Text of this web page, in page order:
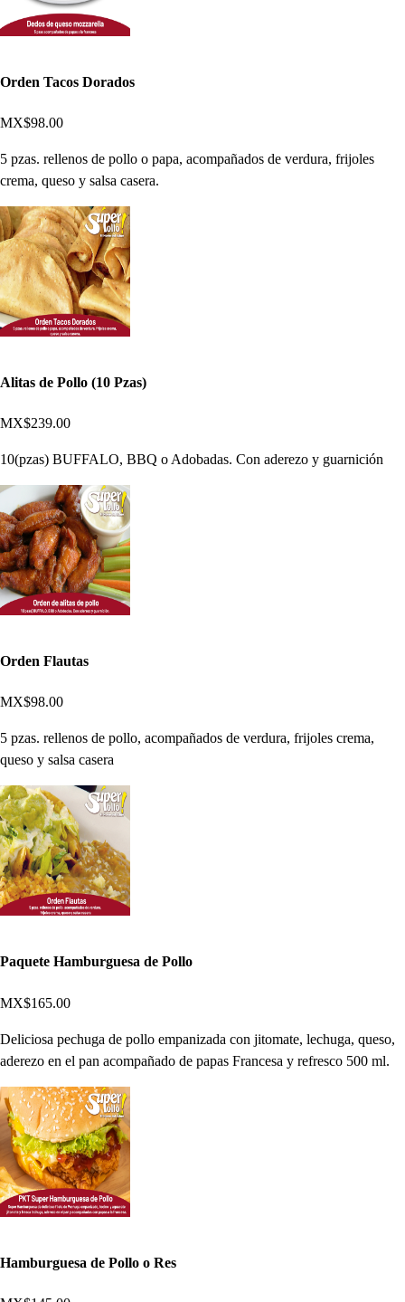
Orden Tacos Dorados
MX$98.00
5 pzas. rellenos de pollo o papa, acompañados de verdura, frijoles
crema, queso y salsa casera.
Alitas de Pollo (10 Pzas)
MX$239.00
10(pzas) BUFFALO, BBQ o Adobadas. Con aderezo y guarnición
Orden Flautas
MX$98.00
5 pzas. rellenos de pollo, acompañados de verdura, frijoles crema,
queso y salsa casera
Paquete Hamburguesa de Pollo
MX$165.00
Deliciosa pechuga de pollo empanizada con jitomate, lechuga, queso,
aderezo en el pan acompañado de papas Francesa y refresco 500 ml.
Hamburguesa de Pollo o Res